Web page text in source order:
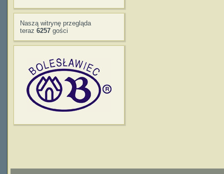
Naszą witrynę przegląda
teraz 6257 gości